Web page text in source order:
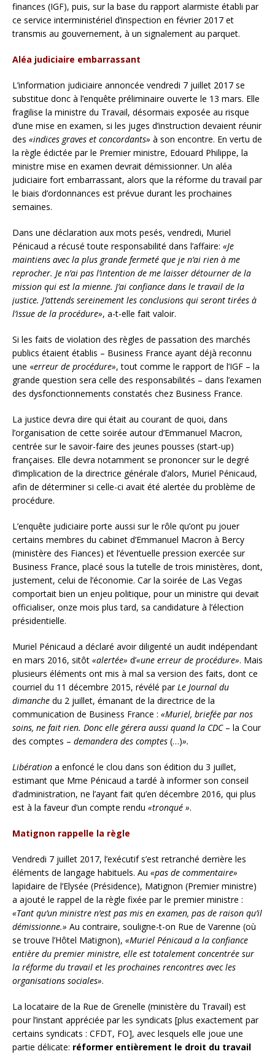
finances (IGF), puis, sur la base du rapport alarmiste établi par
ce service interministériel d’inspection en février 2017 et
transmis au gouvernement, à un signalement au parquet.
Aléa judiciaire embarrassant
L’information judiciaire annoncée vendredi 7 juillet 2017 se
substitue donc à l’enquête préliminaire ouverte le 13 mars. Elle
fragilise la ministre du Travail, désormais exposée au risque
d’une mise en examen, si les juges d’instruction devaient réunir
des «indices graves et concordants» à son encontre. En vertu de
la règle édictée par le Premier ministre, Edouard Philippe, la
ministre mise en examen devrait démissionner. Un aléa
judiciaire fort embarrassant, alors que la réforme du travail par
le biais d’ordonnances est prévue durant les prochaines
semaines.
Dans une déclaration aux mots pesés, vendredi, Muriel
Pénicaud a récusé toute responsabilité dans l’affaire: «Je
maintiens avec la plus grande fermeté que je n’ai rien à me
reprocher. Je n’ai pas l’intention de me laisser détourner de la
mission qui est la mienne. J’ai confiance dans le travail de la
justice. J’attends sereinement les conclusions qui seront tirées à
l’issue de la procédure», a-t-elle fait valoir.
Si les faits de violation des règles de passation des marchés
publics étaient établis – Business France ayant déjà reconnu
une «erreur de procédure», tout comme le rapport de l’IGF – la
grande question sera celle des responsabilités – dans l’examen
des dysfonctionnements constatés chez Business France.
La justice devra dire qui était au courant de quoi, dans
l’organisation de cette soirée autour d’Emmanuel Macron,
centrée sur le savoir-faire des jeunes pousses (start-up)
françaises. Elle devra notamment se prononcer sur le degré
d’implication de la directrice générale d’alors, Muriel Pénicaud,
afin de déterminer si celle-ci avait été alertée du problème de
procédure.
L’enquête judiciaire porte aussi sur le rôle qu’ont pu jouer
certains membres du cabinet d’Emmanuel Macron à Bercy
(ministère des Fiances) et l’éventuelle pression exercée sur
Business France, placé sous la tutelle de trois ministères, dont,
justement, celui de l’économie. Car la soirée de Las Vegas
comportait bien un enjeu politique, pour un ministre qui devait
officialiser, onze mois plus tard, sa candidature à l’élection
présidentielle.
Muriel Pénicaud a déclaré avoir diligenté un audit indépendant
en mars 2016, sitôt «alertée» d’«une erreur de procédure». Mais
plusieurs éléments ont mis à mal sa version des faits, dont ce
courriel du 11 décembre 2015, révélé parLe Journal du
dimanche du 2 juillet, émanant de la directrice de la
communication de Business France : «Muriel, briefée par nos
soins, ne fait rien. Donc elle gérera aussi quand la CDC– la Cour
des comptes – demandera des comptes (…)».
Libération a enfoncé le clou dans son édition du 3 juillet,
estimant que Mme Pénicaud a tardé à informer son conseil
d’administration, ne l’ayant fait qu’en décembre 2016, qui plus
est à la faveur d’un compte rendu «tronqué ».
Matignon rappelle la règle
Vendredi 7 juillet 2017, l’exécutif s’est retranché derrière les
éléments de langage habituels. Au «pas de commentaire»
lapidaire de l’Elysée (Présidence), Matignon (Premier ministre)
a ajouté le rappel de la règle fixée par le premier ministre :
«Tant qu’un ministre n’est pas mis en examen, pas de raison qu’il
démissionne.» Au contraire, souligne-t-on Rue de Varenne (où
se trouve l’Hôtel Matignon), «Muriel Pénicaud a la confiance
entière du premier ministre, elle est totalement concentrée sur
la réforme du travail et les prochaines rencontres avec les
organisations sociales».
La locataire de la Rue de Grenelle (ministère du Travail) est
pour l’instant appréciée par les syndicats [plus exactement par
certains syndicats : CFDT, FO], avec lesquels elle joue une
partie délicate: réformer entièrement le droit du travail